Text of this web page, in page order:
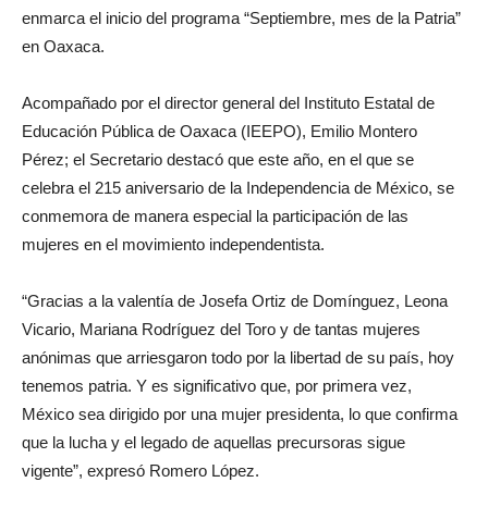
enmarca el inicio del programa “Septiembre, mes de la Patria”
en Oaxaca.
Acompañado por el director general del Instituto Estatal de
Educación Pública de Oaxaca (IEEPO), Emilio Montero
Pérez; el Secretario destacó que este año, en el que se
celebra el 215 aniversario de la Independencia de México, se
conmemora de manera especial la participación de las
mujeres en el movimiento independentista.
“Gracias a la valentía de Josefa Ortiz de Domínguez, Leona
Vicario, Mariana Rodríguez del Toro y de tantas mujeres
anónimas que arriesgaron todo por la libertad de su país, hoy
tenemos patria. Y es significativo que, por primera vez,
México sea dirigido por una mujer presidenta, lo que confirma
que la lucha y el legado de aquellas precursoras sigue
vigente”, expresó Romero López.